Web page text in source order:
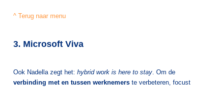
^ Terug naar menu
3. Microsoft Viva
Ook Nadella zegt het: hybrid work is here to stay. Om de
verbinding met en tussen werknemerste verbeteren, focust